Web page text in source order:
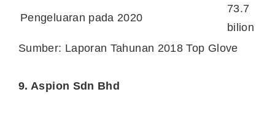
Pengeluaran pada 2020
73.7
bilion
Sumber: Laporan Tahunan 2018 Top Glove
9. Aspion Sdn Bhd